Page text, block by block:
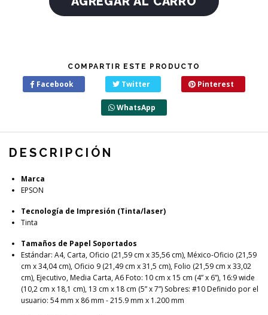
COMPARTIR ESTE PRODUCTO
Facebook Twitter Pinterest
WhatsApp
DESCRIPCIÓN
Marca
EPSON
Tecnología de Impresión (Tinta/laser)
Tinta
Tamaños de Papel Soportados
Estándar: A4, Carta, Oficio (21,59 cm x 35,56 cm), México-Oficio (21,59
cm x 34,04 cm), Oficio 9 (21,49 cm x 31,5 cm), Folio (21,59 cm x 33,02
cm), Ejecutivo, Media Carta, A6 Foto: 10 cm x 15 cm (4” x 6”), 16:9 wide
(10,2 cm x 18,1 cm), 13 cm x 18 cm (5” x 7”) Sobres: #10 Definido por el
usuario: 54 mm x 86 mm - 215.9 mm x 1.200 mm